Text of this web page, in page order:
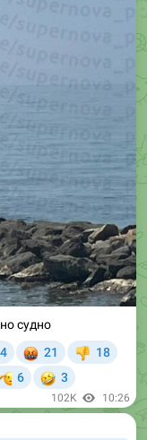
судно
21
18
6 3
102K 10:26